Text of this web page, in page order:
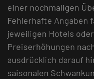
einer nochmaligen
Fehlerhafte Angaben
jeweiligen Hotels
Preiserhöhungen
ausdrücklich darauf
saisonalen